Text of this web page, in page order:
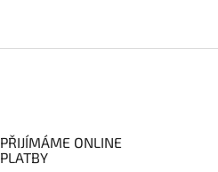
PŘIJÍMÁME ONLINE
PLATBY